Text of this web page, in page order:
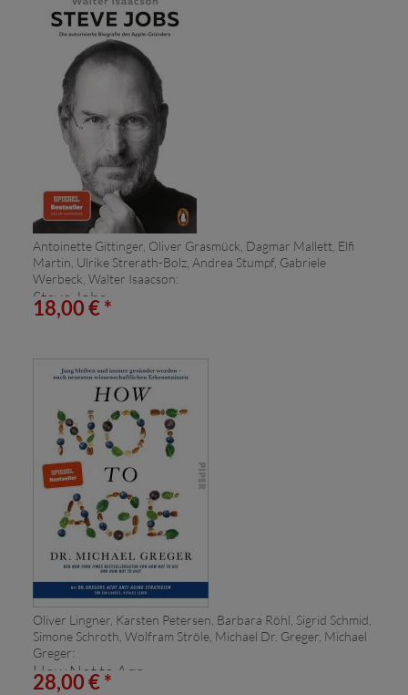
Antoinette Gittinger, Oliver Grasmück, Dagmar Mallett, Elfi
Martin, Ulrike Strerath-Bolz, Andrea Stumpf, Gabriele
Werbeck, Walter Isaacson:
Steve Jobs
18,00 € *
Oliver Lingner, Karsten Petersen, Barbara Röhl, Sigrid Schmid,
Simone Schroth, Wolfram Ströle, Michael Dr. Greger, Michael
Greger:
How Not to Age
28,00 € *